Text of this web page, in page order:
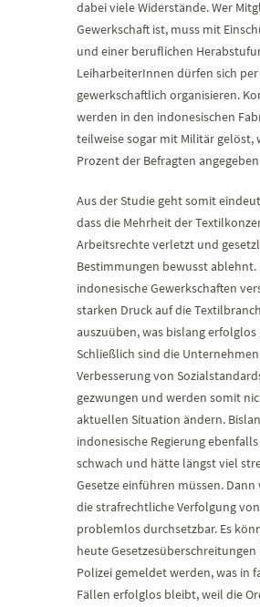
dabei viele Widerstände. Wer
Gewerkschaft ist, muss mit
und einer beruflichen
LeiharbeiterInnen dürfen sich
gewerkschaftlich organisieren.
werden in den indonesischen
teilweise sogar mit Militär gelöst,
Prozent der Befragten
Aus der Studie geht somit
dass die Mehrheit der
Arbeitsrechte verletzt und
Bestimmungen bewusst ablehnt.
indonesische Gewerkschaften
starken Druck auf die
auszuüben, was bislang
Schließlich sind die
Verbesserung von
gezwungen und werden somit
aktuellen Situation ändern.
indonesische Regierung
schwach und hätte längst viel
Gesetze einführen müssen. Dann
die strafrechtliche Verfolgung
problemlos durchsetzbar. Es
heute Gesetzesüberschreitungen
Polizei gemeldet werden, was in
Fällen erfolglos bleibt, weil die